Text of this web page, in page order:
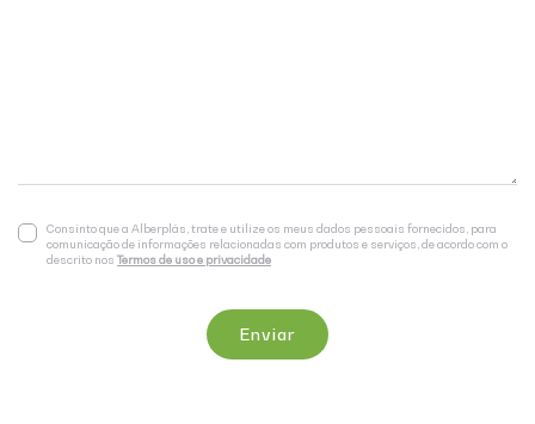
Consinto que a Alberplás, trate e utilize os meus dados pessoais fornecidos, para
comunicação de informações relacionadas com produtos e serviços, de acordo com o
descrito nos Termos de uso e privacidade
Enviar